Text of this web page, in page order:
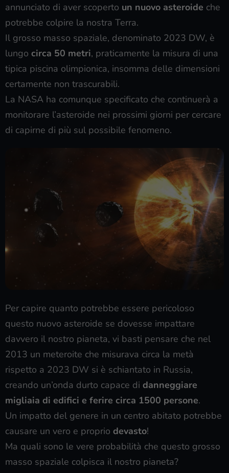
annunciato di aver scoperto un nuovo asteroide che
potrebbe colpire la nostra Terra.
Il grosso masso spaziale, denominato 2023 DW, è
lungo circa 50 metri, praticamente la misura di una
tipica piscina olimpionica, insomma delle dimensioni
certamente non trascurabili.
La NASA ha comunque specificato che continuerà a
monitorare l’asteroide nei prossimi giorni per cercare
di capirne di più sul possibile fenomeno.
Per capire quanto potrebbe essere pericoloso
questo nuovo asteroide se dovesse impattare
davvero il nostro pianeta, vi basti pensare che nel
2013 un meteroite che misurava circa la metà
rispetto a 2023 DW si è schiantato in Russia,
creando un’onda durto capace di danneggiare
migliaia di edifici e ferire circa 1500 persone.
Un impatto del genere in un centro abitato potrebbe
causare un vero e proprio devasto!
Ma quali sono le vere probabilità che questo grosso
masso spaziale colpisca il nostro pianeta?